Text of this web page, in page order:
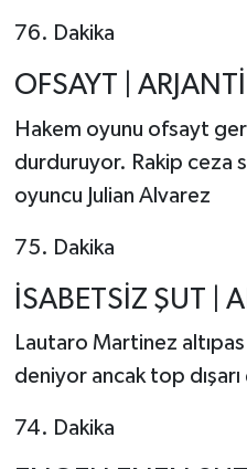
76. Dakika
OFSAYT |
Hakem oyunu ofsayt
durduruyor. Rakip ceza
oyuncu Julian Alvarez
75. Dakika
İSABETSİZ ŞUT |
Lautaro Martinez altıpas
deniyor ancak top dışarı
74. Dakika